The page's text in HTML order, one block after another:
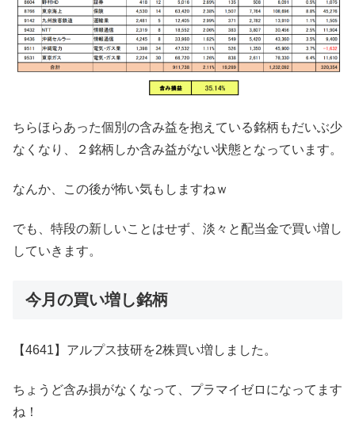
ちらほらあった個別の含み益を抱えている銘柄もだいぶ少
なくなり、２銘柄しか含み益がない状態となっています。
なんか、この後が怖い気もしますねｗ
でも、特段の新しいことはせず、淡々と配当金で買い増し
していきます。
今月の買い増し銘柄
【4641】アルプス技研を2株買い増しました。
ちょうど含み損がなくなって、プラマイゼロになってます
ね！